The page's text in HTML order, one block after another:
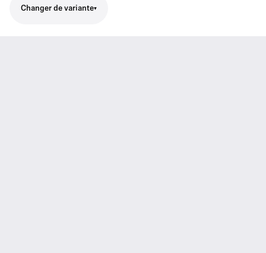
Changer de variante